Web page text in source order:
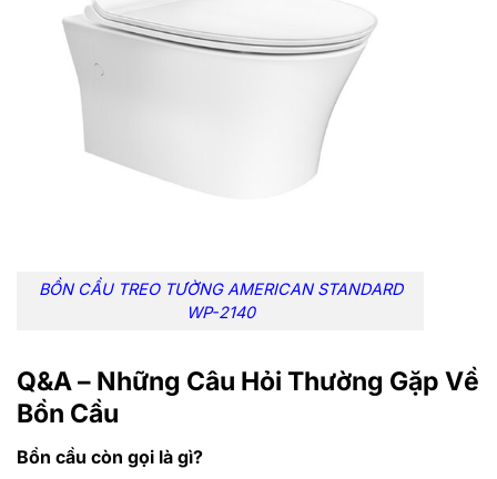
BỒN CẦU TREO TƯỜNG AMERICAN STANDARD
WP-2140
Q&A – Những Câu Hỏi Thường Gặp Về
Bồn Cầu
Bồn cầu còn gọi là gì?